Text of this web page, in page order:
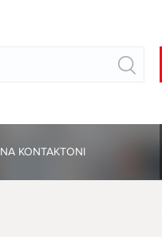
Search
NA KONTAKTONI